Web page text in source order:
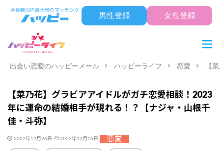
男性登録 女性登録
出会い恋愛のハッピーメール ハッピーライフ 恋愛 【
【菜乃花】グラビアアイドルがガチ恋愛相談！2023
年に運命の結婚相手が現れる！？【ナジャ・山根千
佳・斗弥】
2022年12月26日 2022年12月16日 恋愛